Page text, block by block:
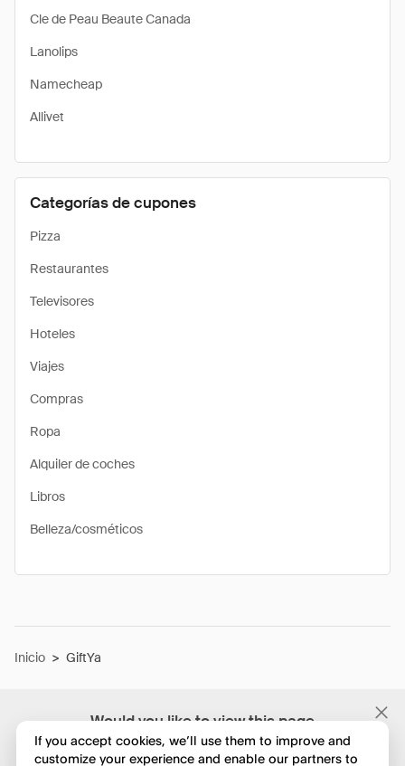
Would you like to view this page
in English?
Cle de Peau Beaute Canada
Lanolips
Namecheap
Allivet
Categorías de cupones
Pizza
Restaurantes
Televisores
Hoteles
Viajes
Compras
Ropa
Alquiler de coches
Libros
Belleza/cosméticos
Inicio > GiftYa
If you accept cookies, we’ll use them to improve and
customize your experience and enable our partners to